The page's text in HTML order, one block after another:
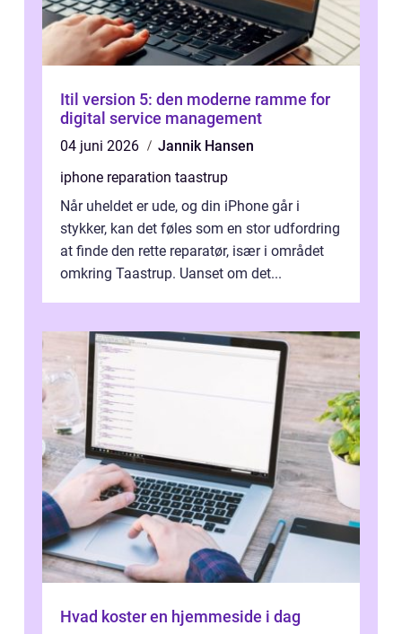
Itil version 5: den moderne ramme for
digital service management
04 juni 2026
Jannik Hansen
iphone reparation taastrup
Når uheldet er ude, og din iPhone går i
stykker, kan det føles som en stor udfordring
at finde den rette reparatør, især i området
omkring Taastrup. Uanset om det...
Hvad koster en hjemmeside i dag